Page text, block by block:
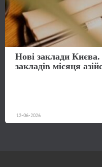
Нові заклади
закладів місяця
12-06-2026